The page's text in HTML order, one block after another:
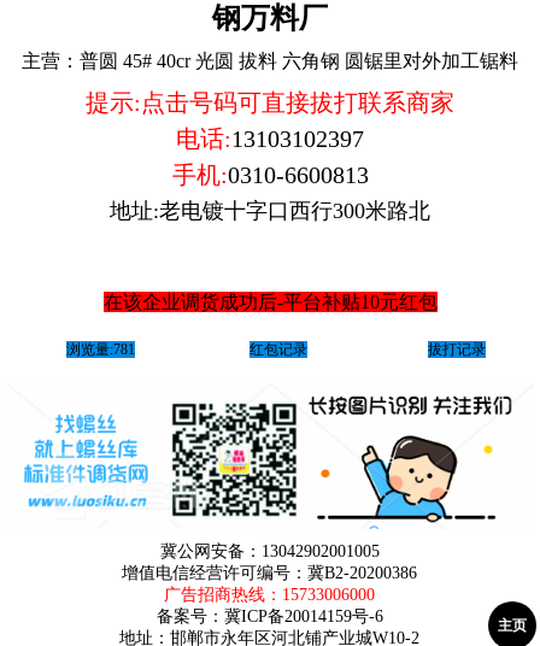
钢万料厂
主营： 普圆 45# 40cr 光圆 拔料 六角钢 圆锯里对外加工锯料
提示:点击号码可直接拔打联系商家
电话:13103102397
手机:0310-6600813
地址:老电镀十字口西行300米路北
在该企业调货成功后-平台补贴10元红包
浏览量:781 红包记录 拔打记录
冀公网安备：13042902001005
增值电信经营许可编号：冀B2-20200386
广告招商热线： 15733006000
备案号： 冀ICP备20014159号-6
地址：邯郸市永年区河北铺产业城W10-2
主页